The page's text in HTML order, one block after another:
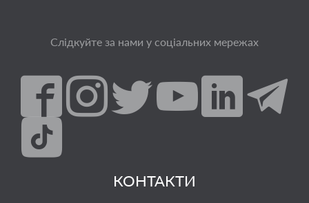
Слідкуйте за нами у соціальних мережах
КОНТАКТИ